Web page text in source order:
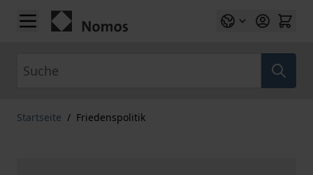
Zum Inhalt springen
Startseite / Friedenspolitik